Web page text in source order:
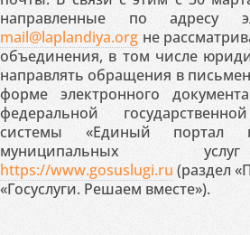
направленные по адресу
mail@laplandiya.org не
объединения, в том числе
направлять обращения в
форме электронного
федеральной
системы «Единый портал
муниципальных
https://www.gosuslugi.ru (раздел
«Госуслуги. Решаем вместе»).